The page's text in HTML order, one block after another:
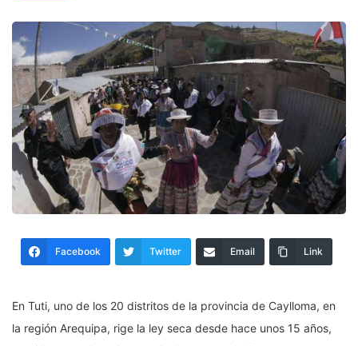
Facebook Twitter Email Link
En Tuti, uno de los 20 distritos de la provincia de Caylloma, en
la región Arequipa, rige la ley seca desde hace unos 15 años,